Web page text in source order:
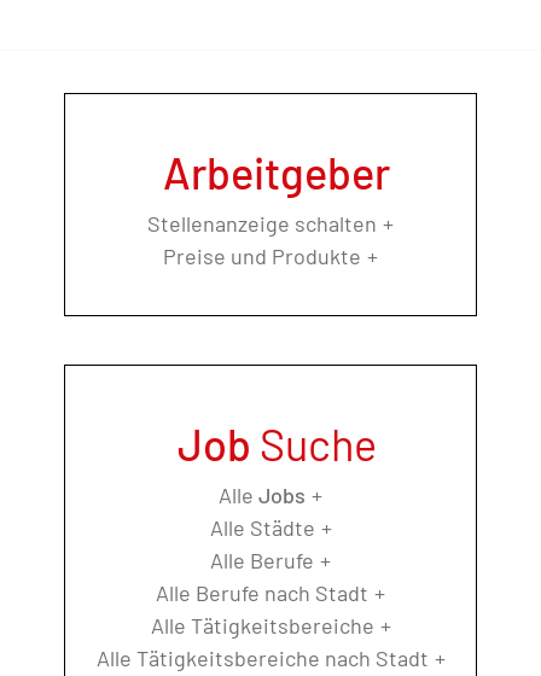
Arbeitgeber
Stellenanzeige schalten
Preise und Produkte
Job Suche
Alle Jobs
Alle Städte
Alle Berufe
Alle Berufe nach Stadt
Alle Tätigkeitsbereiche
Alle Tätigkeitsbereiche nach Stadt